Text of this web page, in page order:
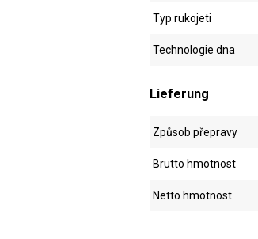
Typ rukojeti
Technologie dna
Lieferung
Způsob přepravy
Brutto hmotnost
Netto hmotnost